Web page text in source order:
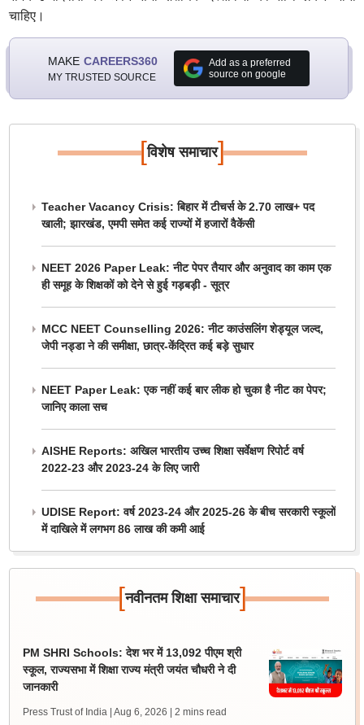
चाहिए।
MAKE CAREERS360
MY TRUSTED SOURCE
Add as a preferred
source on google
[विशेष समाचार]
Teacher Vacancy Crisis: बिहार में टीचर्स के 2.70 लाख+ पद
खाली; झारखंड, एमपी समेत कई राज्यों में हजारों वैकेंसी
NEET 2026 Paper Leak: नीट पेपर तैयार और अनुवाद का काम एक
ही समूह के शिक्षकों को देने से हुई गड़बड़ी - सूत्र
MCC NEET Counselling 2026: नीट काउंसलिंग शेड्यूल जल्द,
जेपी नड्डा ने की समीक्षा, छात्र-केंद्रित कई बड़े सुधार
NEET Paper Leak: एक नहीं कई बार लीक हो चुका है नीट का पेपर;
जानिए काला सच
AISHE Reports: अखिल भारतीय उच्च शिक्षा सर्वेक्षण रिपोर्ट वर्ष
2022-23 और 2023-24 के लिए जारी
UDISE Report: वर्ष 2023-24 और 2025-26 के बीच सरकारी स्कूलों
में दाखिले में लगभग 86 लाख की कमी आई
[नवीनतम शिक्षा समाचार]
PM SHRI Schools: देश भर में 13,092 पीएम श्री
स्कूल, राज्यसभा में शिक्षा राज्य मंत्री जयंत चौधरी ने दी
जानकारी
Press Trust of India | Aug 6, 2026 | 2 mins read